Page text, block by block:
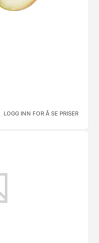
LOGG INN FOR Å SE PRISER